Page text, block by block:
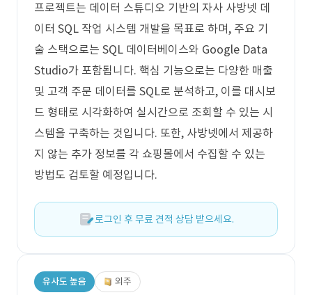
프로젝트는 데이터 스튜디오 기반의 자사 사방넷 데
이터 SQL 작업 시스템 개발을 목표로 하며, 주요 기
술 스택으로는 SQL 데이터베이스와 Google Data
Studio가 포함됩니다. 핵심 기능으로는 다양한 매출
및 고객 주문 데이터를 SQL로 분석하고, 이를 대시보
드 형태로 시각화하여 실시간으로 조회할 수 있는 시
스템을 구축하는 것입니다. 또한, 사방넷에서 제공하
지 않는 추가 정보를 각 쇼핑몰에서 수집할 수 있는
방법도 검토할 예정입니다.
로그인 후 무료 견적 상담 받으세요.
유사도 높음 외주